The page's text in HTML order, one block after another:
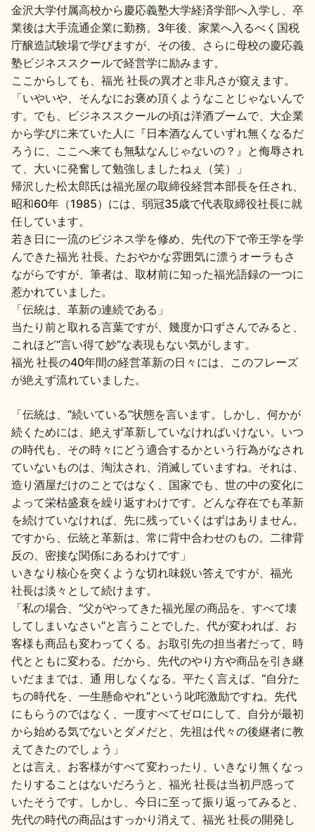
金沢大学付属高校から慶応義塾大学経済学部へ入学し、卒
業後は大手流通企業に勤務。3年後、家業へ入るべく国税
庁醸造試験場で学びますが、その後、さらに母校の慶応義
塾ビジネススクールで経営学に励みます。
ここからしても、福光 社長の異才と非凡さが窺えます。
「いやいや、そんなにお褒め頂くようなことじゃないんで
す。でも、ビジネススクールの頃は洋酒ブームで、大企業
から学びに来ていた人に『日本酒なんていずれ無くなるだ
ろうに、ここへ来ても無駄なんじゃないの？』と侮辱され
て、大いに発奮して勉強しましたねぇ（笑）」
帰沢した松太郎氏は福光屋の取締役経営本部長を任され、
昭和60年（1985）には、弱冠35歳で代表取締役社長に就
任しています。
若き日に一流のビジネス学を修め、先代の下で帝王学を学
んできた福光 社長。たおやかな雰囲気に漂うオーラもさ
ながらですが、筆者は、取材前に知った福光語録の一つに
惹かれていました。
「伝統は、革新の連続である」
当たり前と取れる言葉ですが、幾度か口ずさんでみると、
これほど“言い得て妙”な表現もない気がします。
福光 社長の40年間の経営革新の日々には、このフレーズ
が絶えず流れていました。
「伝統は、“続いている”状態を言います。しかし、何かが
続くためには、絶えず革新していなければいけない。いつ
の時代も、その時々にどう適合するかという行為がなされ
ていないものは、淘汰され、消滅していますね。それは、
造り酒屋だけのことではなく、国家でも、世の中の変化に
よって栄枯盛衰を繰り返すわけです。どんな存在でも革新
を続けていなければ、先に残っていくはずはありません。
ですから、伝統と革新は、常に背中合わせのもの。二律背
反の、密接な関係にあるわけです」
いきなり核心を突くような切れ味鋭い答えですが、福光
社長は淡々として続けます。
「私の場合、“父がやってきた福光屋の商品を、すべて壊
してしまいなさい”と言うことでした。代が変われば、お
客様も商品も変わってくる。お取引先の担当者だって、時
代とともに変わる。だから、先代のやり方や商品を引き継
いだままでは、通 用しなくなる。平たく言えば、“自分た
ちの時代を、一生懸命やれ”という叱咤激励ですね。先代
にもらうのではなく、一度すべてゼロにして、自分が最初
から始める気でないとダメだと、先祖は代々の後継者に教
えてきたのでしょう」
とは言え、お客様がすべて変わったり、いきなり無くなっ
たりすることはないだろうと、福光 社長は当初戸惑って
いたそうです。しかし、今日に至って振り返ってみると、
先代の時代の商品はすっかり消えて、福光 社長の開発し